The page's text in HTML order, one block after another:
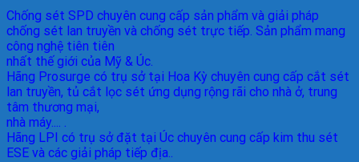
Chống sét SPD chuyên cung cấp sản phẩm và giải pháp
chống sét lan truyền và chống sét trực tiếp. Sản phẩm mang
công nghệ tiên tiên
nhất thế giới của Mỹ & Úc.
Hãng Prosurge có trụ sở tại Hoa Kỳ chuyên cung cấp cắt sét
lan truyền, tủ cắt lọc sét ứng dụng rộng rãi cho nhà ở, trung
tâm thương mại,
nhà máy.... .
Hãng LPI có trụ sở đặt tại Úc chuyên cung cấp kim thu sét
ESE và các giải pháp tiếp địa..